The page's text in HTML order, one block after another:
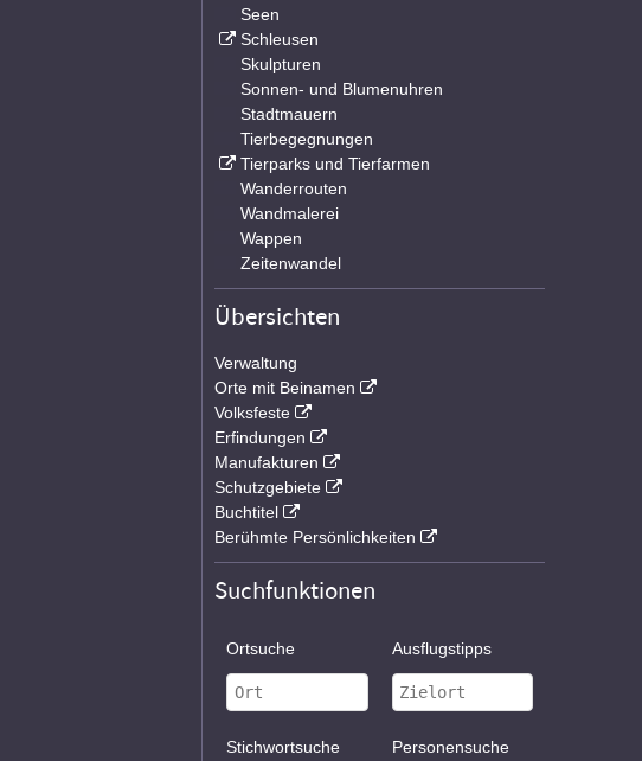
Seen
Schleusen
Skulpturen
Sonnen- und Blumenuhren
Stadtmauern
Tierbegegnungen
Tierparks und Tierfarmen
Wanderrouten
Wandmalerei
Wappen
Zeitenwandel
Übersichten
Verwaltung
Orte mit Beinamen
Volksfeste
Erfindungen
Manufakturen
Schutzgebiete
Buchtitel
Berühmte Persönlichkeiten
Suchfunktionen
Ortsuche Ausflugstipps
Stichwortsuche Personensuche